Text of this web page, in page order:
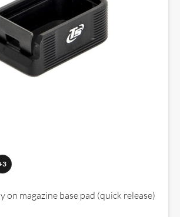
on magazine base pad (quick release)